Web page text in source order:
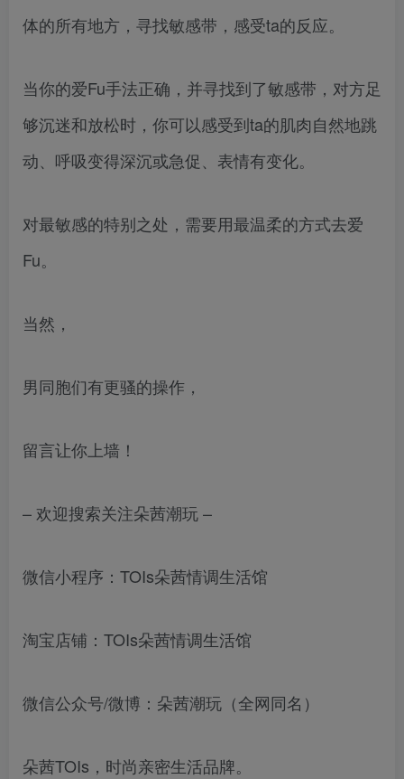
体的所有地方，寻找敏感带，感受ta的反应。
当你的爱Fu手法正确，并寻找到了敏感带，对方足
够沉迷和放松时，你可以感受到ta的肌肉自然地跳
动、呼吸变得深沉或急促、表情有变化。
对最敏感的特别之处，需要用最温柔的方式去爱
Fu。
当然，
男同胞们有更骚的操作，
留言让你上墙！
– 欢迎搜索关注朵茜潮玩 –
微信小程序：TOIs朵茜情调生活馆
淘宝店铺：TOIs朵茜情调生活馆
微信公众号/微博：朵茜潮玩（全网同名）
朵茜TOIs，时尚亲密生活品牌。